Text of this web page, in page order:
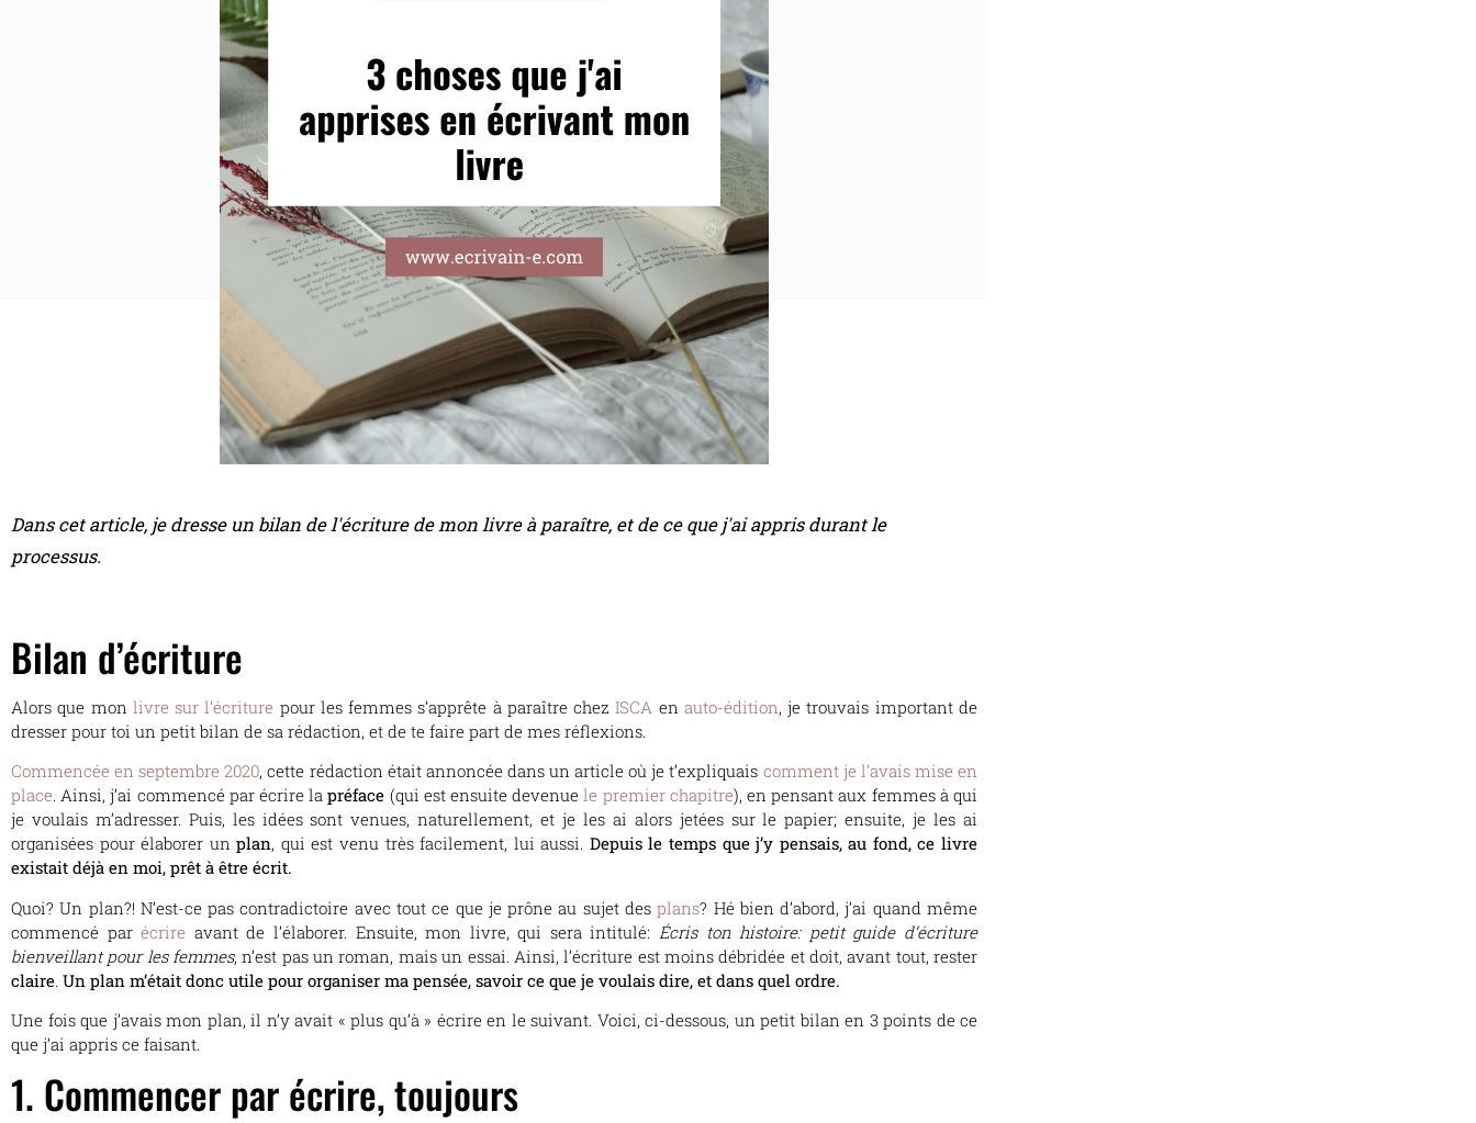
Dans cet article, je dresse un bilan de l'écriture de mon livre à paraître, et de ce que j'ai appris durant le
processus.
Bilan d’écriture
Alors que mon livre sur l’écriture pour les femmes s’apprête à paraître chezISCA en auto-édition, je trouvais important de
dresser pour toi un petit bilan de sa rédaction, et de te faire part de mes réflexions.
Commencée en septembre 2020, cette rédaction était annoncée dans un article où je t’expliquais comment je l’avais mise en
place. Ainsi, j’ai commencé par écrire lapréface (qui est ensuite devenuele premier chapitre), en pensant aux femmes à qui
je voulais m’adresser. Puis, les idées sont venues, naturellement, et je les ai alors jetées sur le papier; ensuite, je les ai
organisées pour élaborer unplan, qui est venu très facilement, lui aussi. Depuis le temps que j’y pensais, au fond, ce livre
existait déjà en moi, prêt à être écrit.
Quoi? Un plan?! N’est-ce pas contradictoire avec tout ce que je prône au sujet desplans? Hé bien d’abord, j’ai quand même
commencé parécrire avant de l’élaborer. Ensuite, mon livre, qui sera intitulé: Écris ton histoire: petit guide d’écriture
bienveillant pour les femmes, n’est pas un roman, mais un essai. Ainsi, l’écriture est moins débridée et doit, avant tout, rester
claire. Un plan m’était donc utile pour organiser ma pensée, savoir ce que je voulais dire, et dans quel ordre.
Une fois que j’avais mon plan, il n’y avait « plus qu’à » écrire en le suivant. Voici, ci-dessous, un petit bilan en 3 points de ce
que j’ai appris ce faisant.
1. Commencer par écrire, toujours